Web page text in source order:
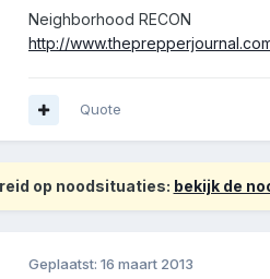
Neighborhood RECON
http://
Quote
op noodsituaties: bekijk de
Geplaatst: 16 maart 2013